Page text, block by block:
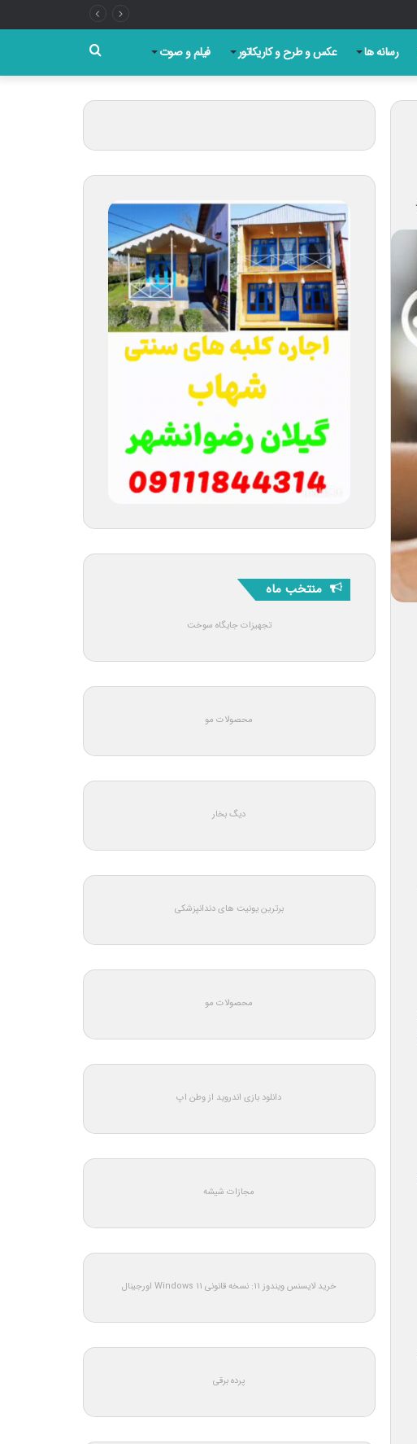
رسانه ها عکس و طرح و کاریکاتور فیلم و صوت
برای
منتخب ماه
تجهیزات جایگاه سوخت
محصولات مو
دیگ بخار
برترین یونیت های دندانپزشکی
محصولات مو
دانلود بازی اندروید از وطن اپ
مجازات شیشه
خرید لایسنس ویندوز 11: نسخه قانونی Windows 11 اورجینال
پرده برقی